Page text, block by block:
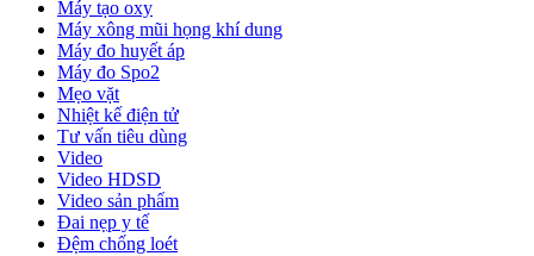
Máy tạo oxy
Máy xông mũi họng khí dung
Máy đo huyết áp
Máy đo Spo2
Mẹo vặt
Nhiệt kế điện tử
Tư vấn tiêu dùng
Video
Video HDSD
Video sản phẩm
Đai nẹp y tế
Đệm chống loét